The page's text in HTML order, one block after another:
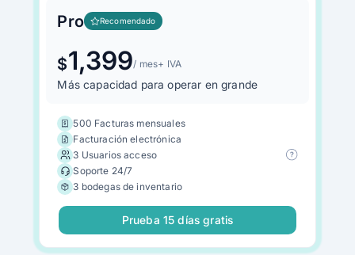
Pro Recomendado
$1,399/ mes+ IVA
Más capacidad para operar en grande
500 Facturas mensuales
Facturación electrónica
3 Usuarios acceso
Soporte 24/7
3 bodegas de inventario
Prueba 15 días gratis